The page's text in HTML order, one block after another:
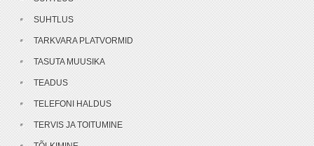
SUHTLUS
TARKVARA PLATVORMID
TASUTA MUUSIKA
TEADUS
TELEFONI HALDUS
TERVIS JA TOITUMINE